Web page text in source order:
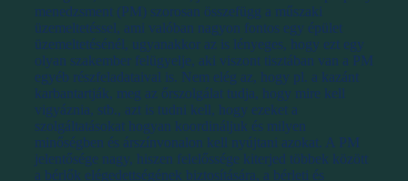
menedzsment (PM) szorosan összefügg a műszaki
üzemeltetéssel, ami valóban nagyon fontos egy épület
üzemeltetésénél, ugyanakkor az is lényeges, hogy ezt egy
olyan szakember felügyelje, aki viszont tisztában van a PM
egyéb részfeladataival is. Nem elég az, hogy pl. a kazánt
karbantartják, meg az őrszolgálat tudja, hogy mire kell
vigyáznia, stb., azt is tudni kell, hogy ezeket a
szolgáltatásokat hogyan koordináljuk és milyen
minőségben és árszínvonalon kell nyújtani azokat. A PM
jelentősége nagy, hiszen felelőssége kiterjed többek között
a bérlők elégedettségének biztosítására, a bérleti és